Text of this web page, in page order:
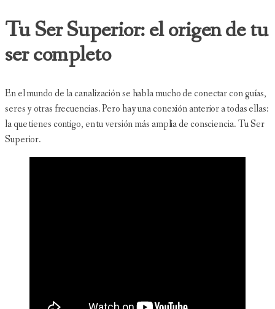
Tu Ser Superior: el origen de tu
ser completo
En el mundo de la canalización se habla mucho de conectar con guías,
seres y otras frecuencias. Pero hay una conexión anterior a todas ellas:
la que tienes contigo, en tu versión más amplia de consciencia. Tu Ser
Superior.